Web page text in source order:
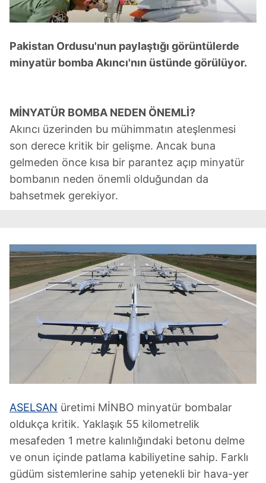
Pakistan Ordusu'nun paylaştığı görüntülerde
minyatür bomba Akıncı'nın üstünde görülüyor.
MİNYATÜR BOMBA NEDEN ÖNEMLİ?
Akıncı üzerinden bu mühimmatın ateşlenmesi
son derece kritik bir gelişme. Ancak buna
gelmeden önce kısa bir parantez açıp minyatür
bombanın neden önemli olduğundan da
bahsetmek gerekiyor.
ASELSAN üretimi MİNBO minyatür bombalar
oldukça kritik. Yaklaşık 55 kilometrelik
mesafeden 1 metre kalınlığındaki betonu delme
ve onun içinde patlama kabiliyetine sahip. Farklı
güdüm sistemlerine sahip yetenekli bir hava-yer